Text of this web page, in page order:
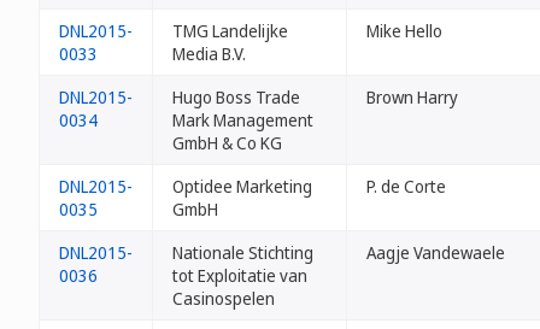
DNL2015-
0033
TMG Landelijke
Media B.V.
Mike Hello
DNL2015-
0034
Hugo Boss Trade
Mark Management
GmbH & Co KG
Brown Harry
DNL2015-
0035
Optidee Marketing
GmbH
P. de Corte
DNL2015-
0036
Nationale Stichting
tot Exploitatie van
Casinospelen
Aagje Vandewaele